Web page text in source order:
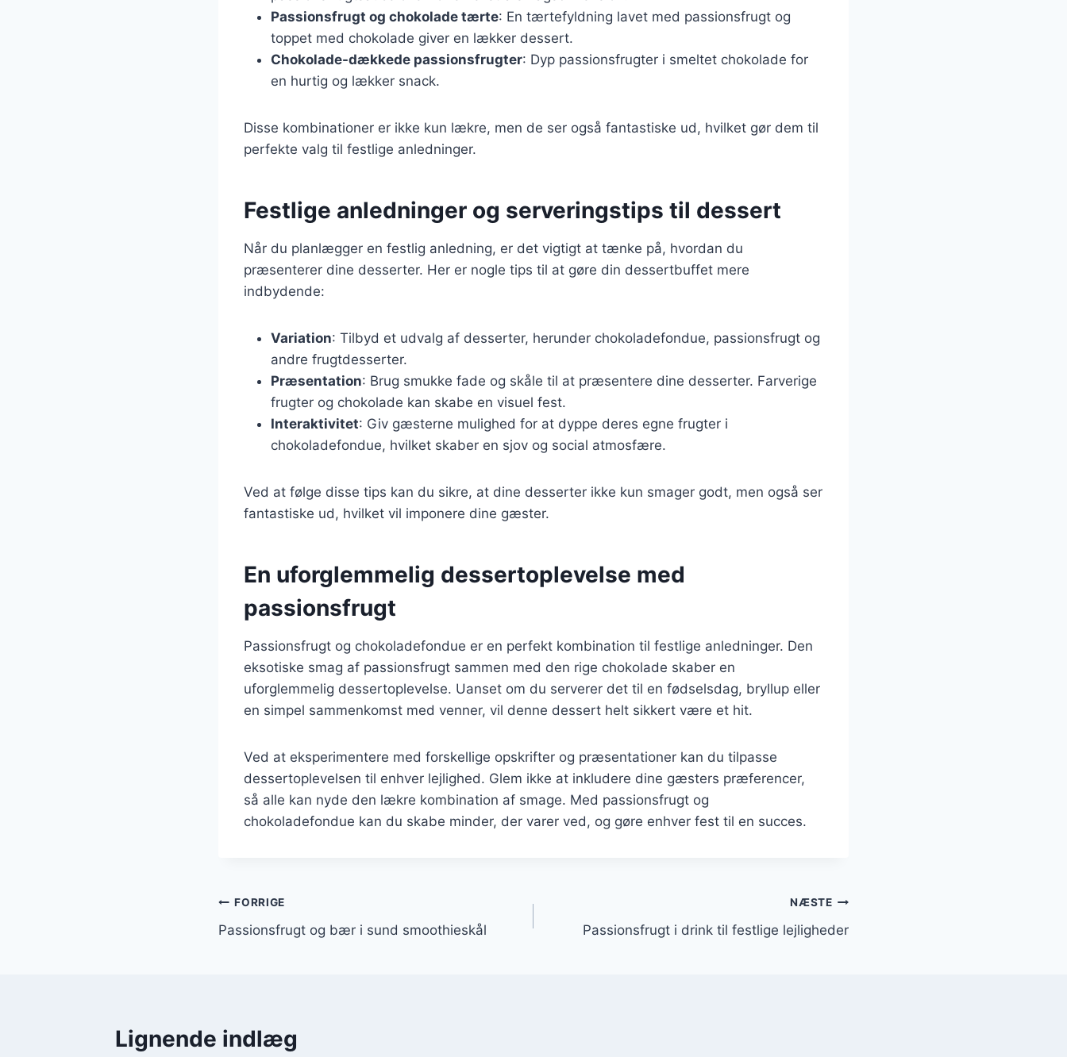
Passionsfrugt og chokolade tærte: En tærtefyldning lavet med passionsfrugt og
toppet med chokolade giver en lækker dessert.
Chokolade-dækkede passionsfrugter: Dyp passionsfrugter i smeltet chokolade for
en hurtig og lækker snack.
Disse kombinationer er ikke kun lækre, men de ser også fantastiske ud, hvilket gør dem til
perfekte valg til festlige anledninger.
Festlige anledninger og serveringstips til dessert
Når du planlægger en festlig anledning, er det vigtigt at tænke på, hvordan du
præsenterer dine desserter. Her er nogle tips til at gøre din dessertbuffet mere
indbydende:
Variation: Tilbyd et udvalg af desserter, herunder chokoladefondue, passionsfrugt og
andre frugtdesserter.
Præsentation: Brug smukke fade og skåle til at præsentere dine desserter. Farverige
frugter og chokolade kan skabe en visuel fest.
Interaktivitet: Giv gæsterne mulighed for at dyppe deres egne frugter i
chokoladefondue, hvilket skaber en sjov og social atmosfære.
Ved at følge disse tips kan du sikre, at dine desserter ikke kun smager godt, men også ser
fantastiske ud, hvilket vil imponere dine gæster.
En uforglemmelig dessertoplevelse med
passionsfrugt
Passionsfrugt og chokoladefondue er en perfekt kombination til festlige anledninger. Den
eksotiske smag af passionsfrugt sammen med den rige chokolade skaber en
uforglemmelig dessertoplevelse. Uanset om du serverer det til en fødselsdag, bryllup eller
en simpel sammenkomst med venner, vil denne dessert helt sikkert være et hit.
Ved at eksperimentere med forskellige opskrifter og præsentationer kan du tilpasse
dessertoplevelsen til enhver lejlighed. Glem ikke at inkludere dine gæsters præferencer,
så alle kan nyde den lækre kombination af smage. Med passionsfrugt og
chokoladefondue kan du skabe minder, der varer ved, og gøre enhver fest til en succes.
Indlægsnavigation
FORRIGE
Passionsfrugt og bær i sund smoothieskål
NÆSTE
Passionsfrugt i drink til festlige lejligheder
Lignende indlæg